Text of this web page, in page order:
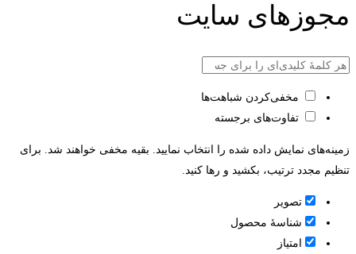
مجوزهای سایت
مخفی‌کردن شباهت‌ها
تفاوت‌های برجسته
زمینه‌های نمایش داده شده را انتخاب نمایید. بقیه مخفی خواهند شد. برای
تنظیم مجدد ترتیب، بکشید و رها کنید.
تصویر
شناسۀ محصول
امتیاز